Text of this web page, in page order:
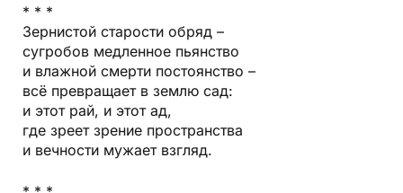
* * *
Зернистой старости обряд –
сугробов медленное пьянство
и влажной смерти постоянство –
всё превращает в землю сад:
и этот рай, и этот ад,
где зреет зрение пространства
и вечности мужает взгляд.